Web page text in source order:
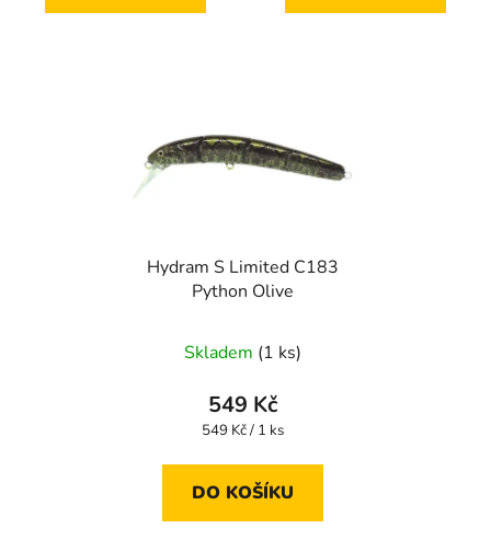
Hydram S Limited C183
Python Olive
Skladem (1 ks)
549 Kč
Měrná
549 Kč / 1 ks
DO KOŠÍKU